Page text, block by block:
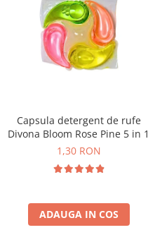
Capsula detergent de rufe
Divona Bloom Rose Pine 5 in 1
1,30 RON
ADAUGA IN COS